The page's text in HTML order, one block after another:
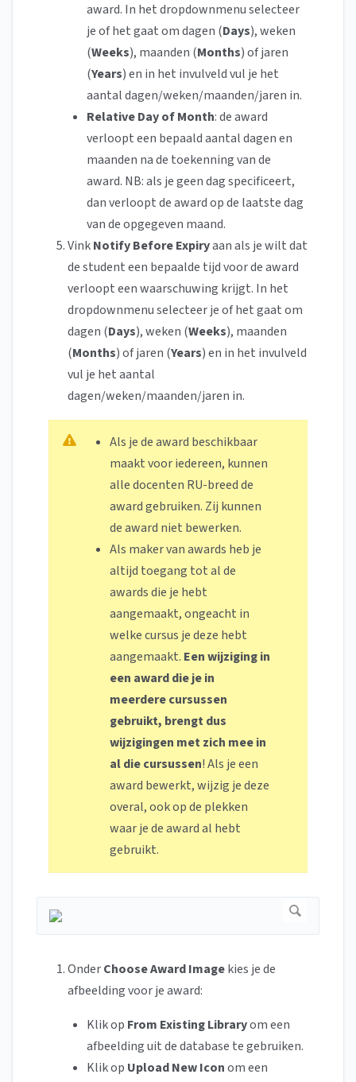
award. In het dropdownmenu selecteer
je of het gaat om dagen (Days), weken
(Weeks), maanden (Months) of jaren
(Years) en in het invulveld vul je het
aantal dagen/weken/maanden/jaren in.
Relative Day of Month: de award
verloopt een bepaald aantal dagen en
maanden na de toekenning van de
award. NB: als je geen dag specificeert,
dan verloopt de award op de laatste dag
van de opgegeven maand.
VinkNotify Before Expiryaan als je wilt dat
de student een bepaalde tijd voor de award
verloopt een waarschuwing krijgt. In het
dropdownmenu selecteer je of het gaat om
dagen (Days), weken (Weeks), maanden
(Months) of jaren (Years) en in het invulveld
vul je het aantal
dagen/weken/maanden/jaren in.
Als je de award beschikbaar
maakt voor iedereen, kunnen
alle docenten RU-breed de
award gebruiken. Zij kunnen
de award niet bewerken.
Als maker van awards heb je
altijd toegang tot al de
awards die je hebt
aangemaakt, ongeacht in
welke cursus je deze hebt
aangemaakt. Een wijziging in
een award die je in
meerdere cursussen
gebruikt, brengt dus
wijzigingen met zich mee in
al die cursussen! Als je een
award bewerkt, wijzig je deze
overal, ook op de plekken
waar je de award al hebt
gebruikt.
OnderChoose Award Imagekies je de
afbeelding voor je award:
Klik op From Existing Libraryom een
afbeelding uit de database te gebruiken.
Klik op Upload New Iconom een